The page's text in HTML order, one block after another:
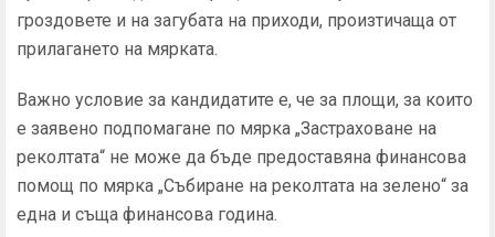
гроздовете и на загубата на приходи, произтичаща от
прилагането на мярката.
Важно условие за кандидатите е, че за площи, за които
е заявено подпомагане по мярка „Застраховане на
реколтата“ не може да бъде предоставяна финансова
помощ по мярка „Събиране на реколтата на зелено“ за
една и съща финансова година.